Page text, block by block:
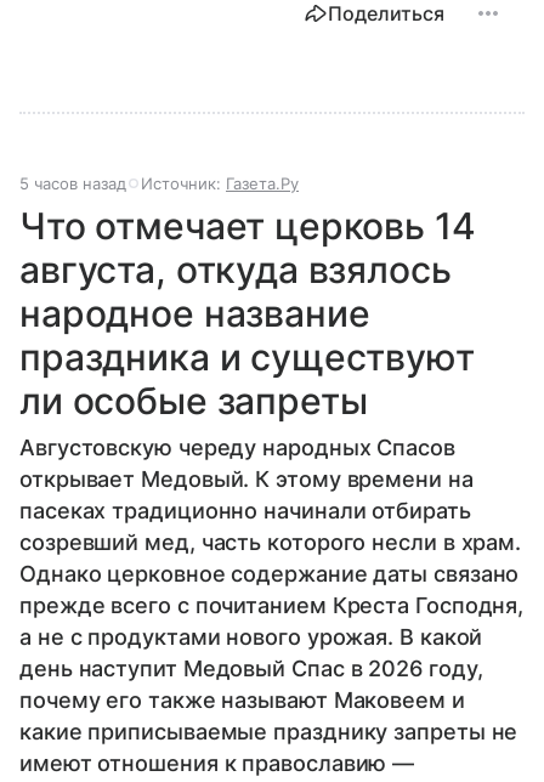
Поделиться
5 часов назад Источник: Газета.Ру
Что отмечает церковь 14
августа, откуда взялось
народное название
праздника и существуют
ли особые запреты
Августовскую череду народных Спасов
открывает Медовый. К этому времени на
пасеках традиционно начинали отбирать
созревший мед, часть которого несли в храм.
Однако церковное содержание даты связано
прежде всего с почитанием Креста Господня,
а не с продуктами нового урожая. В какой
день наступит Медовый Спас в 2026 году,
почему его также называют Маковеем и
какие приписываемые празднику запреты не
имеют отношения к православию —